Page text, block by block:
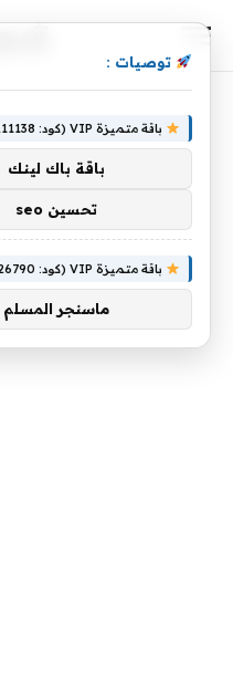
توصيات :
باقة متميزة VIP (كود: AA11138):
باقة باك لينك
تحسين seo
باقة متميزة VIP (كود: AA26790):
ماسنجر المسلم